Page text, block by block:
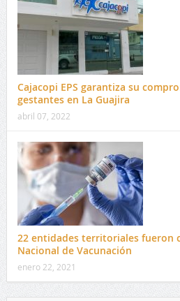
Cajacopi EPS garantiza su
gestantes en La Guajira
abril 07, 2022
22 entidades territoriales fueron
Nacional de Vacunación
enero 22, 2021